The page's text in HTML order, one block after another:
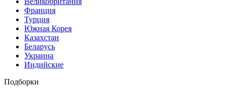
Франция
Турция
Южная Корея
Казахстан
Беларусь
Украина
Индийские
Подборки